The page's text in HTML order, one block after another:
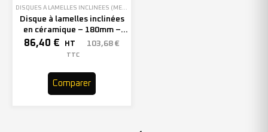
DISQUES À LAMELLES INCLINÉES (MEULAGE)
Disque à lamelles inclinées
en céramique – 180mm –
Grain 40 – 209812 (x10)
86,40 € HT 103,68 €
TTC
Comparer